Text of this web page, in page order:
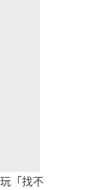
「找不